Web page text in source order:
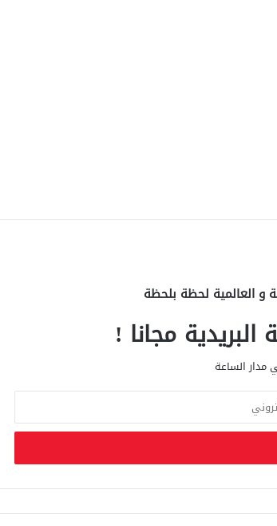
و العالمية لحظة بلحظة
مجانا !